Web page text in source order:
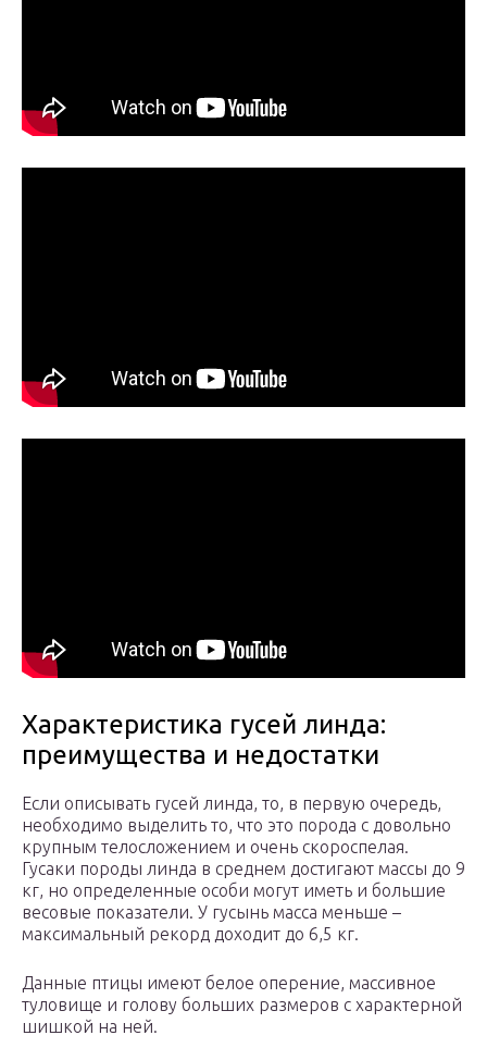
Характеристика гусей линда:
преимущества и недостатки
Если описывать гусей линда, то, в первую очередь,
необходимо выделить то, что это порода с довольно
крупным телосложением и очень скороспелая.
Гусаки породы линда в среднем достигают массы до 9
кг, но определенные особи могут иметь и большие
весовые показатели. У гусынь масса меньше –
максимальный рекорд доходит до 6,5 кг.
Данные птицы имеют белое оперение, массивное
туловище и голову больших размеров с характерной
шишкой на ней.